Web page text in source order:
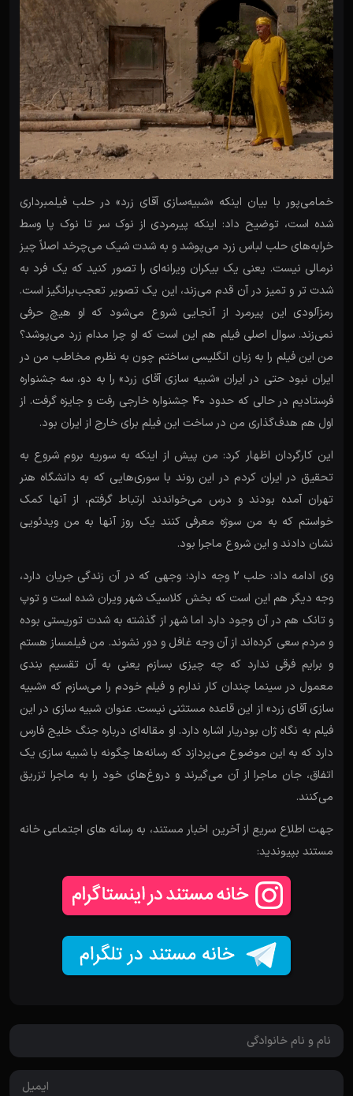
خمامی‌پور با بیان اینکه «شبیه‌سازی آقای زرد» در حلب فیلمبرداری
شده است، توضیح داد: اینکه پیرمردی از نوک سر تا نوک پا وسط
خرابه‌های حلب لباس زرد می‌پوشد و به شدت شیک می‌چرخد اصلاً چیز
نرمالی نیست. یعنی یک بیکران ویرانه‌ای را تصور کنید که یک فرد به
شدت تر و تمیز در آن قدم می‌زند، این یک تصویر تعجب‌برانگیز است.
رمزآلودی این پیرمرد از آنجایی شروع می‌شود که او هیچ حرفی
نمی‌زند. سوال اصلی فیلم هم این است که او چرا مدام زرد می‌پوشد؟
من این فیلم را به زبان انگلیسی ساختم چون به نظرم مخاطب من در
ایران نبود حتی در ایران «شبیه سازی آقای زرد» را به دو، سه جشنواره
فرستادیم در حالی که حدود ۴۰ جشنواره خارجی رفت و جایزه گرفت. از
اول هم هدف‌گذاری من در ساخت این فیلم برای خارج از ایران بود.
این کارگردان اظهار کرد: من پیش از اینکه به سوریه بروم شروع به
تحقیق در ایران کردم در این روند با سوری‌هایی که به دانشگاه هنر
تهران آمده بودند و درس می‌خواندند ارتباط گرفتم، از آنها کمک
خواستم که به من سوژه معرفی کنند یک روز آنها به من ویدئویی
نشان دادند و این شروع ماجرا بود.
وی ادامه داد: حلب ۲ وجه دارد؛ وجهی که در آن زندگی جریان دارد،
وجه دیگر هم این است که بخش کلاسیک شهر ویران شده است و توپ
و تانک هم در آن وجود دارد اما شهر از گذشته به شدت توریستی بوده
و مردم سعی کرده‌اند از آن وجه غافل و دور نشوند. من فیلمساز هستم
و برایم فرقی ندارد که چه چیزی بسازم یعنی به آن تقسیم بندی
معمول در سینما چندان کار ندارم و فیلم خودم را می‌سازم که «شبیه
سازی آقای زرد» از این قاعده مستثنی نیست. عنوان شبیه سازی در این
فیلم به نگاه ژان بودریار اشاره دارد. او مقاله‌ای درباره جنگ خلیج فارس
دارد که به این موضوع می‌پردازد که رسانه‌ها چگونه با شبیه سازی یک
اتفاق، جان ماجرا از آن می‌گیرند و دروغ‌های خود را به ماجرا تزریق
می‌کنند.
جهت اطلاع سریع از آخرین اخبار مستند، به رسانه های اجتماعی خانه
مستند بپیوندید: